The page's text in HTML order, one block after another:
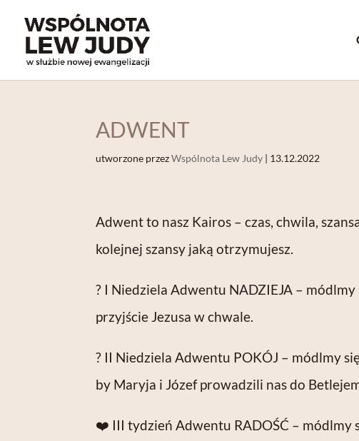
ADWENT
utworzone przezWspólnota Lew Judy | 13.12.2022
Adwent to nasz Kairos – czas, chwila,
kolejnej szansy jaką otrzymujesz.
? I Niedziela Adwentu NADZIEJA –
przyjście Jezusa w chwale.
? II Niedziela Adwentu POKÓJ – módlmy
by Maryja i Józef prowadzili nas do
❤️ III tydzień Adwentu RADOŚĆ – módlmy